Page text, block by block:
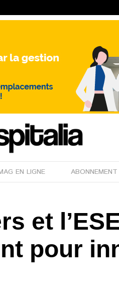
EN LIGNE ABONNEMENT
et
pour